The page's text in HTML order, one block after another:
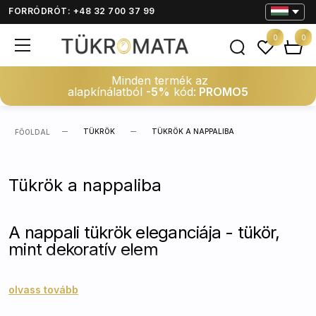
FORRÓDRÓT: +48 32 700 37 99
Minden termék az
alapkínálatból -5% kód: PROMO5
0 0
FŐOLDAL TÜKRÖK TÜKRÖK A NAPPALIBA
Tükrök a nappaliba
A nappali tükrök eleganciája - tükör,
mint dekoratív elem
Fedezze fel a nappali tükrök gazdag választékát, ahol
olvass tovább